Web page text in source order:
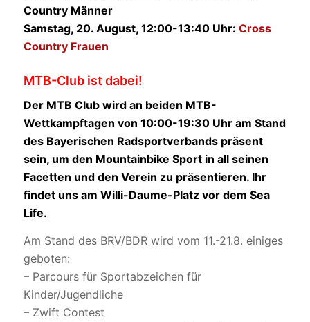
Country Männer
Samstag, 20. August, 12:00-13:40 Uhr: Cross
Country Frauen
MTB-Club ist dabei!
Der MTB Club wird an beiden MTB-
Wettkampftagen von 10:00-19:30 Uhr am Stand
des Bayerischen Radsportverbands präsent
sein, um den Mountainbike Sport in all seinen
Facetten und den Verein zu präsentieren. Ihr
findet uns am Willi-Daume-Platz vor dem Sea
Life.
Am Stand des BRV/BDR wird vom 11.-21.8. einiges
geboten:
– Parcours für Sportabzeichen für
Kinder/Jugendliche
– Zwift Contest